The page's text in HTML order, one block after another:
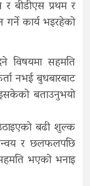
र बीडीएस प्रथम र
कार्य भइरहेको
विषयमा सहमति
नभई बुधबारबाट
बताउनुभयो
बढी शुल्क
र छलफलपछि
भएको भनाइ